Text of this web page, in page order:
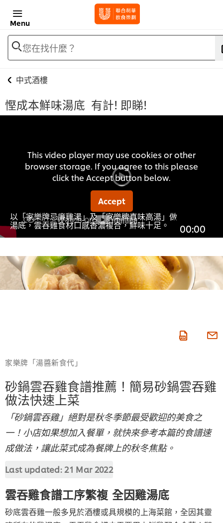
Menu
您在找什麼？
中式酒樓
慳成本鮮味湯底 有計! 即睇!
This video player may use cookies or other
browser storage. If you agree to this please
click the Accept button below.
Accept
以「家樂牌忌廉雞湯」及「家樂牌真味高湯」做
湯底，雲吞雞食材口感香濃複合，鮮味十足。 00:00
家樂牌「湯醬新食代」
砂鍋雲吞雞食譜推薦！簡易砂鍋雲吞雞
做法快速上菜
「砂鍋雲吞雞」絕對是秋冬季節最受歡迎的美食之
一！小店如果想加入餐單，就快來參考本篇的食譜速
成做法，讓此菜式成為餐牌上的秋冬焦點。
Last updated: 21 Mar 2022
雲吞雞食譜工序繁複 全因雞湯底
砂底雲吞雞一般多見於酒樓或具規模的上海菜館，全因其靈